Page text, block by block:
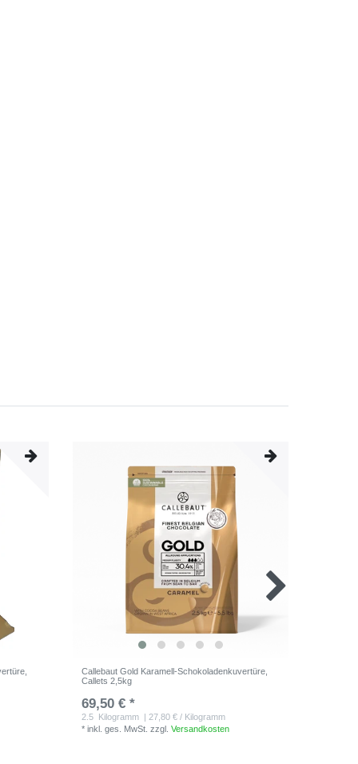
Callebaut Gold Karamell-Schokoladenkuvertüre,
Callets 2,5kg
69,50 € *
2.5 Kilogramm | 27,80 € / Kilogramm
*inkl. ges. MwSt. zzgl.Versandkosten